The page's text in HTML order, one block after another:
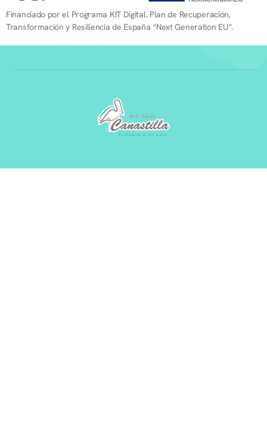
Financiado por el Programa KIT Digital. Plan de Recuperación,
Transformación y Resiliencia de España “Next Generation EU”.